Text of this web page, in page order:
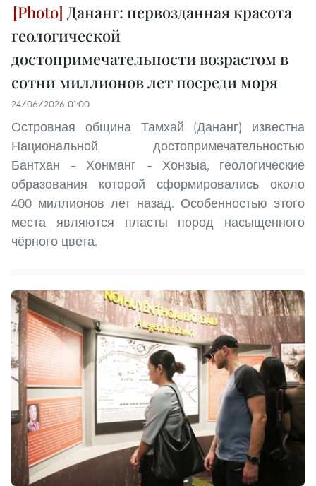
Дананг: первозданная красота
геологической
достопримечательности возрастом в
сотни миллионов лет посреди моря
24/06/2026 01:00
Островная община Тамхай (Дананг) известна
Национальной достопримечательностью
Бантхан – Хонманг – Хонзыа, геологические
образования которой сформировались около
400 миллионов лет назад. Особенностью этого
места являются пласты пород насыщенного
чёрного цвета.